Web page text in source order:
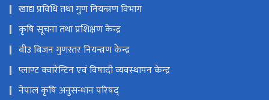
खाद्य प्रविधि तथा गुण नियन्त्रण विभाग
कृषि सूचना तथा प्रशिक्षण केन्द्र
बीउ बिजन गुणस्तर नियन्त्रण केन्द्र
प्लाण्ट क्वारेन्टिन एवं विषादी व्यवस्थापन केन्द्र
नेपाल कृषि अनुसन्धान परिषद्